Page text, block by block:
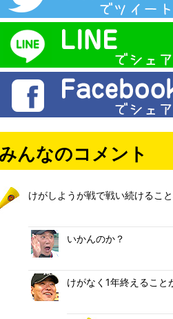
みんなのコメント
けがしようが戦で戦い続けるこ
いかんのか？
けがなく1年終えること